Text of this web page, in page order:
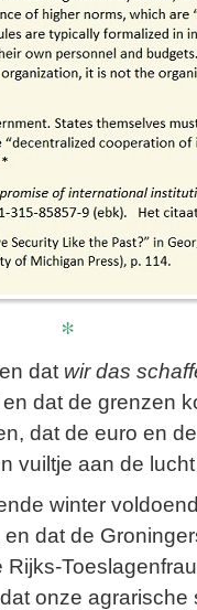
*
dat wir das
dat de grenzen
dat de euro en
vuiltje aan de
winter
en dat de
onze